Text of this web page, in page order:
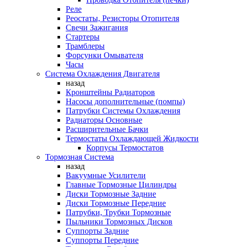
Реле
Реостаты, Резисторы Отопителя
Свечи Зажигания
Стартеры
Трамблеры
Форсунки Омывателя
Часы
Система Охлаждения Двигателя
назад
Кронштейны Радиаторов
Насосы дополнительные (помпы)
Патрубки Системы Охлаждения
Радиаторы Основные
Расширительные Бачки
Термостаты Охлаждающей Жидкости
Корпусы Термостатов
Тормозная Система
назад
Вакуумные Усилители
Главные Тормозные Цилиндры
Диски Тормозные Задние
Диски Тормозные Передние
Патрубки, Трубки Тормозные
Пыльники Тормозных Дисков
Суппорты Задние
Суппорты Передние